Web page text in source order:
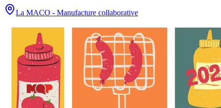
La MACO - Manufacture collaborative